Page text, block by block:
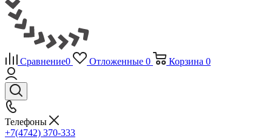
Сравнение0 Отложенные 0 Корзина 0
Телефоны
+7(4742) 370-333